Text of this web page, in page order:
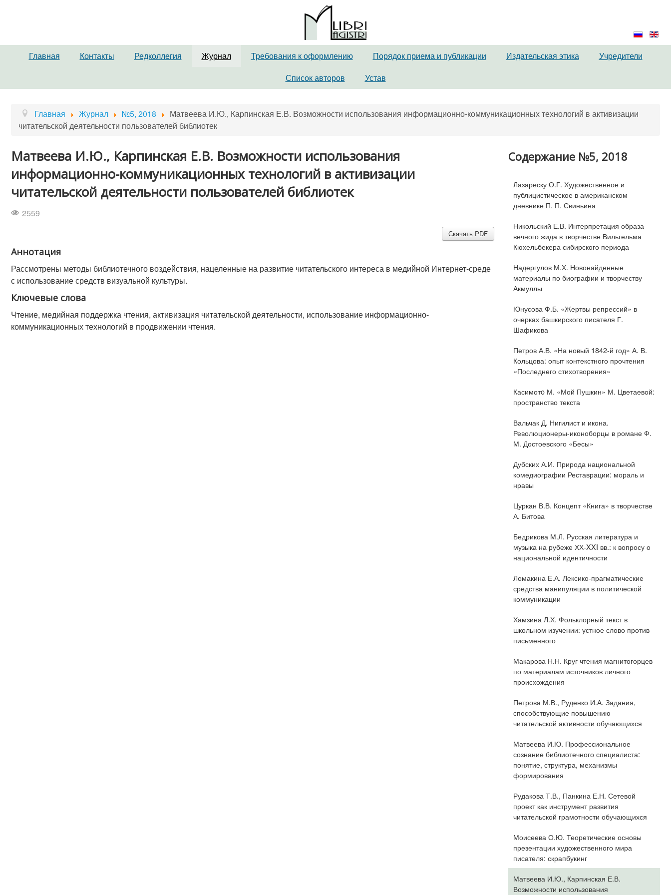
Главная Контакты Редколлегия Журнал Требования к оформлению Порядок приема и публикации Издательская этика
Учредители
Список авторов
Устав
Главная Журнал №5, 2018
Матвеева И.Ю., Карпинская Е.В. Возможности использования информационно-коммуникационных технологий в активизации
читательской деятельности пользователей библиотек
Матвеева И.Ю., Карпинская Е.В. Возможности использования
информационно-коммуникационных технологий в активизации
читательской деятельности пользователей библиотек
2559
Скачать PDF
Аннотация
Рассмотрены методы библиотечного воздействия, нацеленные на развитие читательского интереса в медийной Интернет-среде
с использование средств визуальной культуры.
Ключевые слова
Чтение, медийная поддержка чтения, активизация читательской деятельности, использование информационно-
коммуникационных технологий в продвижении чтения.
Содержание №5, 2018
Лазареску О.Г. Художественное и
публицистическое в американском
дневнике П. П. Свиньина
Никольский Е.В. Интерпретация образа
вечного жида в творчестве Вильгельма
Кюхельбекера сибирского периода
Надергулов М.Х. Новонайденные
материалы по биографии и творчеству
Акмуллы
Юнусова Ф.Б. «Жертвы репрессий» в
очерках башкирского писателя Г.
Шафикова
Петров А.В. «На новый 1842-й год» А. В.
Кольцова: опыт контекстного прочтения
«Последнего стихотворения»
Касимотo М. «Мой Пушкин» М. Цветаевой:
пространство текста
Вальчак Д. Нигилист и икона.
Революционеры-иконоборцы в романе Ф.
М. Достоевского «Бесы»
Дубских А.И. Природа национальной
комедиографии Реставрации: мораль и
нравы
Цуркан В.В. Концепт «Книга» в творчестве
А. Битова
Бедрикова М.Л. Русская литература и
музыка на рубеже ХХ-XXI вв.: к вопросу о
национальной идентичности
Ломакина Е.А. Лексико-прагматические
средства манипуляции в политической
коммуникации
Хамзина Л.Х. Фольклорный текст в
школьном изучении: устное слово против
письменного
Макарова Н.Н. Круг чтения магнитогорцев
по материалам источников личного
происхождения
Петрова М.В., Руденко И.А. Задания,
способствующие повышению
читательской активности обучающихся
Матвеева И.Ю. Профессиональное
сознание библиотечного специалиста:
понятие, структура, механизмы
формирования
Рудакова Т.В., Панкина Е.Н. Сетевой
проект как инструмент развития
читательской грамотности обучающихся
Моисеева О.Ю. Теоретические основы
презентации художественного мира
писателя: скрапбукинг
Матвеева И.Ю., Карпинская Е.В.
Возможности использования